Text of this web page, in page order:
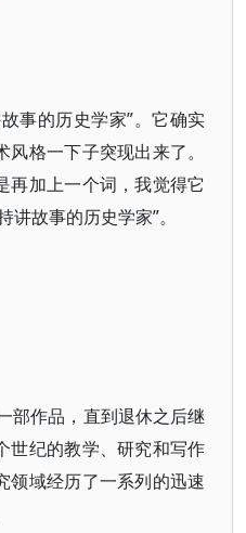
事的历史学家”。它确实
格一下子突现出来了。
再加上一个词，我觉得它
故事的历史学家”。
部作品，直到退休之后继
世纪的教学、研究和写作
领域经历了一系列的迅速